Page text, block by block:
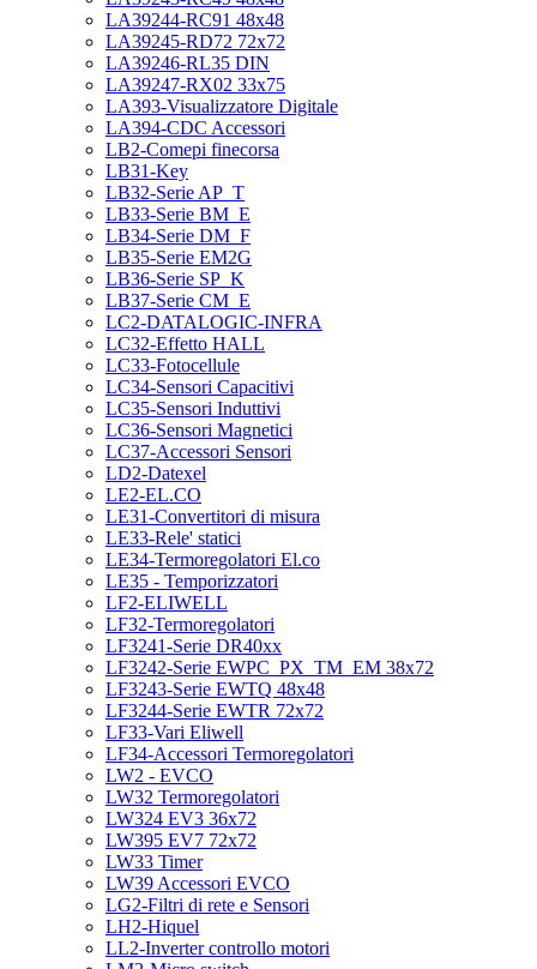
LA39244-RC91 48x48
LA39245-RD72 72x72
LA39246-RL35 DIN
LA39247-RX02 33x75
LA393-Visualizzatore Digitale
LA394-CDC Accessori
LB2-Comepi finecorsa
LB31-Key
LB32-Serie AP_T
LB33-Serie BM_E
LB34-Serie DM_F
LB35-Serie EM2G
LB36-Serie SP_K
LB37-Serie CM_E
LC2-DATALOGIC-INFRA
LC32-Effetto HALL
LC33-Fotocellule
LC34-Sensori Capacitivi
LC35-Sensori Induttivi
LC36-Sensori Magnetici
LC37-Accessori Sensori
LD2-Datexel
LE2-EL.CO
LE31-Convertitori di misura
LE33-Rele' statici
LE34-Termoregolatori El.co
LE35 - Temporizzatori
LF2-ELIWELL
LF32-Termoregolatori
LF3241-Serie DR40xx
LF3242-Serie EWPC_PX_TM_EM 38x72
LF3243-Serie EWTQ 48x48
LF3244-Serie EWTR 72x72
LF33-Vari Eliwell
LF34-Accessori Termoregolatori
LW2 - EVCO
LW32 Termoregolatori
LW324 EV3 36x72
LW395 EV7 72x72
LW33 Timer
LW39 Accessori EVCO
LG2-Filtri di rete e Sensori
LH2-Hiquel
LL2-Inverter controllo motori